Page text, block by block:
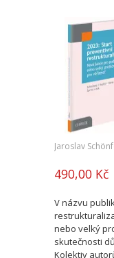
Jaroslav
490,00 Kč
V názvu
nebo velký
skutečnosti
Kolektiv